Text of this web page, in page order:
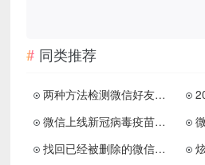
同类推荐
两种方法检测微信好友是否被删
微信上线新冠病毒疫苗接种预约方法
找回已经被删除的微信好友方法分享